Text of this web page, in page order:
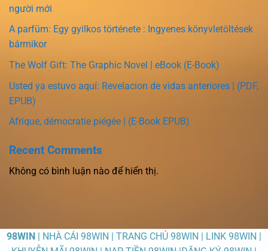
người mới
A parfüm: Egy gyilkos története : Ingyenes könyvletöltések
bármikor
The Wolf Gift: The Graphic Novel | eBook (E-Book)
Usted ya estuvo aquí: Revelacion de vidas anteriores | (PDF,
EPUB)
Afrique, démocratie piégée | (E-Book EPUB)
Recent Comments
Không có bình luận nào để hiển thị.
98WIN | NHÀ CÁI 98WIN | TRANG CHỦ 98WIN | LINK 98WIN |